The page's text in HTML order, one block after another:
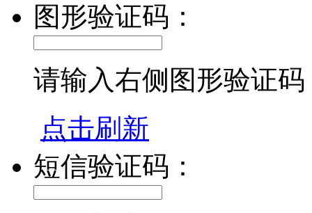
图形验证码：
请输入右侧图形验证码
点击刷新
短信验证码：